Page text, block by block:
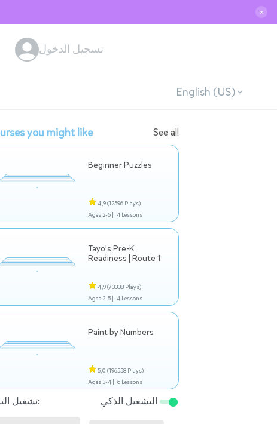
✕
تسجيل الدخول
English (US)
you might like See all
Beginner Puzzles
4,9(12596 Plays)
Ages 2-5 | 4 Lessons
Tayo's Pre-K
Readiness | Route 1
4,9(73338 Plays)
Ages 2-5 | 4 Lessons
Paint by Numbers
5,0 (196558 Plays)
Ages 3-4 | 6 Lessons
تشغيل التالي: